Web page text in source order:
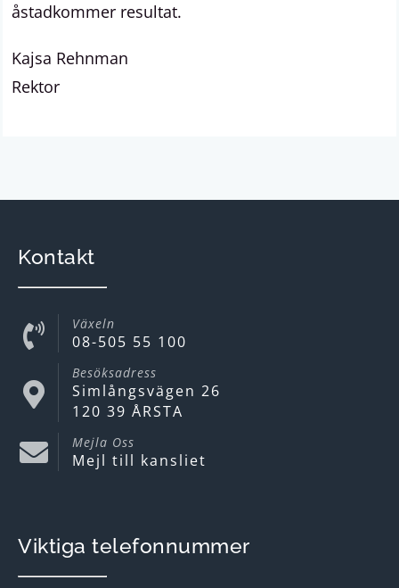
åstadkommer resultat.
Kajsa Rehnman
Rektor
Kontakt
Växeln
08-505 55 100
Besöksadress
Simlångsvägen 26
120 39 ÅRSTA
Mejla Oss
Mejl till kansliet
Viktiga telefonnummer